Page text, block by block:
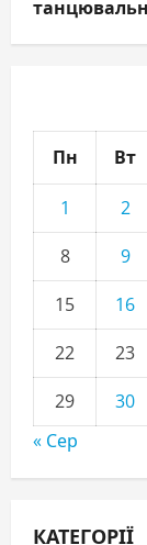
Пн Вт
1 2
8
9
15
16
22
23
29
30
« Сер
КАТЕГОРІЇ